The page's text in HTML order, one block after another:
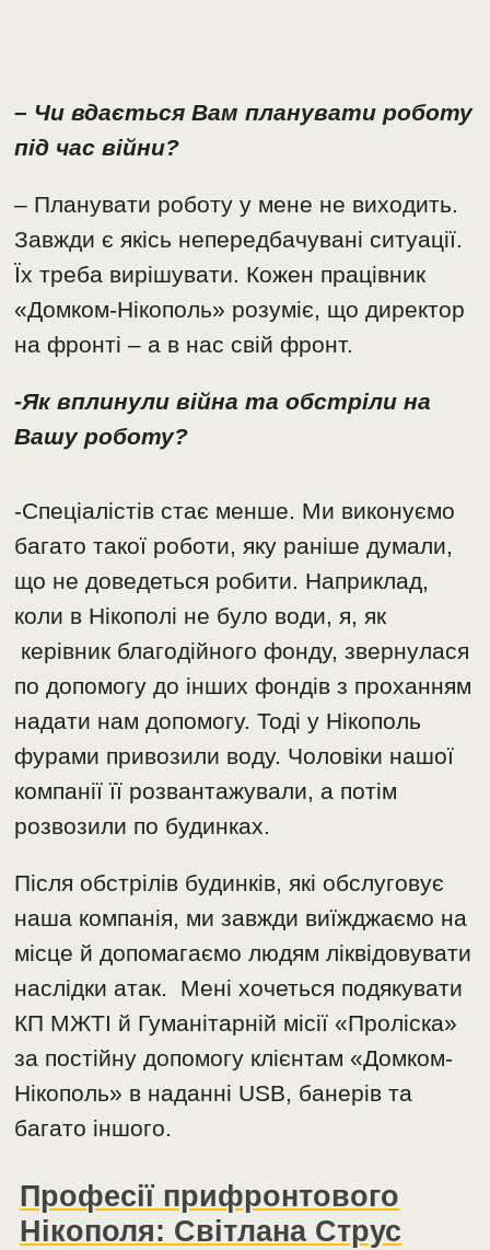
– Чи вдається Вам планувати роботу
під час війни?
– Планувати роботу у мене не виходить.
Завжди є якісь непередбачувані ситуації.
Їх треба вирішувати. Кожен працівник
«Домком-Нікополь» розуміє, що директор
на фронті – а в нас свій фронт.
-Як вплинули війна та обстріли на
Вашу роботу?
-Спеціалістів стає менше. Ми виконуємо
багато такої роботи, яку раніше думали,
що не доведеться робити. Наприклад,
коли в Нікополі не було води, я, як
керівник благодійного фонду, звернулася
по допомогу до інших фондів з проханням
надати нам допомогу. Тоді у Нікополь
фурами привозили воду. Чоловіки нашої
компанії її розвантажували, а потім
розвозили по будинках.
Після обстрілів будинків, які обслуговує
наша компанія, ми завжди виїжджаємо на
місце й допомагаємо людям ліквідовувати
наслідки атак. Мені хочеться подякувати
КП МЖТІ й Гуманітарній місії «Проліска»
за постійну допомогу клієнтам «Домком-
Нікополь» в наданні USB, банерів та
багато іншого.
Професії прифронтового
Нікополя: Світлана Струс